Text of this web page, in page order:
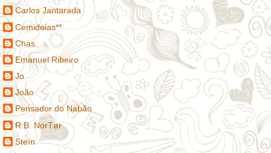
Carlos Jantarada
Cemideias**
Chas.
Emanuel Ribeiro
Jo
João
Pensador do Nabão
R.B. NorTør
Steïn